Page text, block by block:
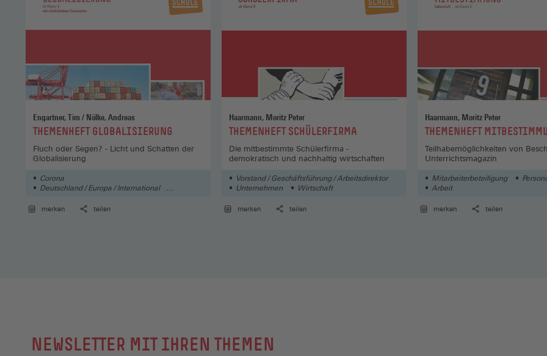
Engartner, Tim / Nölke, Andreas
:
THEMENHEFT GLOBALISIERUNG
Fluch oder Segen? - Licht und Schatten der
Globalisierung
Corona
Deutschland / Europa / International
merken
teilen
Haarmann, Moritz Peter
:
THEMENHEFT SCHÜLERFIRMA
Die mitbestimmte Schülerfirma -
demokratisch und nachhaltig wirtschaften
Vorstand / Geschäftsführung / Arbeitsdirektor
Unternehmen
Wirtschaft
merken teilen
Haarmann, Moritz Peter
:
THEMENHEFT
Teilhabemöglichkeiten von
Unterrichtsmagazin
Mitarbeiterbeteiligung
Arbeit
merken teilen
NEWSLETTER MIT IHREN THEMEN